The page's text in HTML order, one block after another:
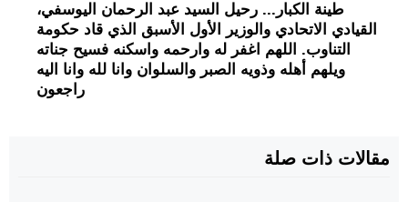
طينة الكبار... رحيل السيد عبد الرحمان اليوسفي،
القيادي الاتحادي والوزير الأول الأسبق الذي قاد حكومة
التناوب. اللهم اغفر له وارحمه واسكنه فسيح جناته
ويلهم أهله وذويه الصبر والسلوان وانا لله وانا اليه
راجعون
مقالات ذات صلة